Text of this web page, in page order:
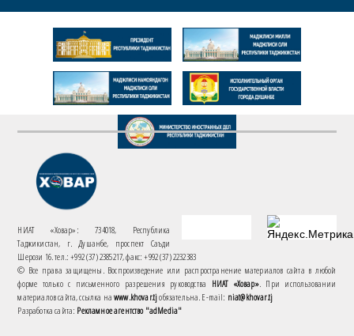
НИАТ «Ховар»: 734018, Республика
Таджикистан, г. Душанбе, проспект Саъди
Шерози 16. тел.: +992 (37) 2385217, факс: +992 (37) 2232383
© Все права защищены. Воспроизведение или распространение материалов сайта в любой
форме только с письменного разрешения руководства НИАТ «Ховар». При использовании
материалов сайта, ссылка наwww.khovar.tjобязательна. E-mail: niat@khovar.tj
Разработка сайта: Рекламное агентство "adMedia"